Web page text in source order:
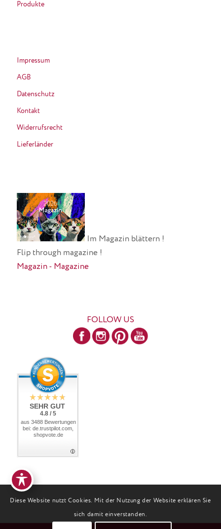
Produkte
Impressum
AGB
Datenschutz
Kontakt
Widerrufsrecht
Lieferländer
Im Magazin blättern !
Flip through magazine !
Magazin - Magazine
FOLLOW US
SEHR GUT
4.8 / 5
aus 3488 Bewertungen
bei: de.trustpilot.com,
shopvote.de
Diese Website nutzt Cookies. Mit der Nutzung der Website erklären Sie
sich damit einverstanden.